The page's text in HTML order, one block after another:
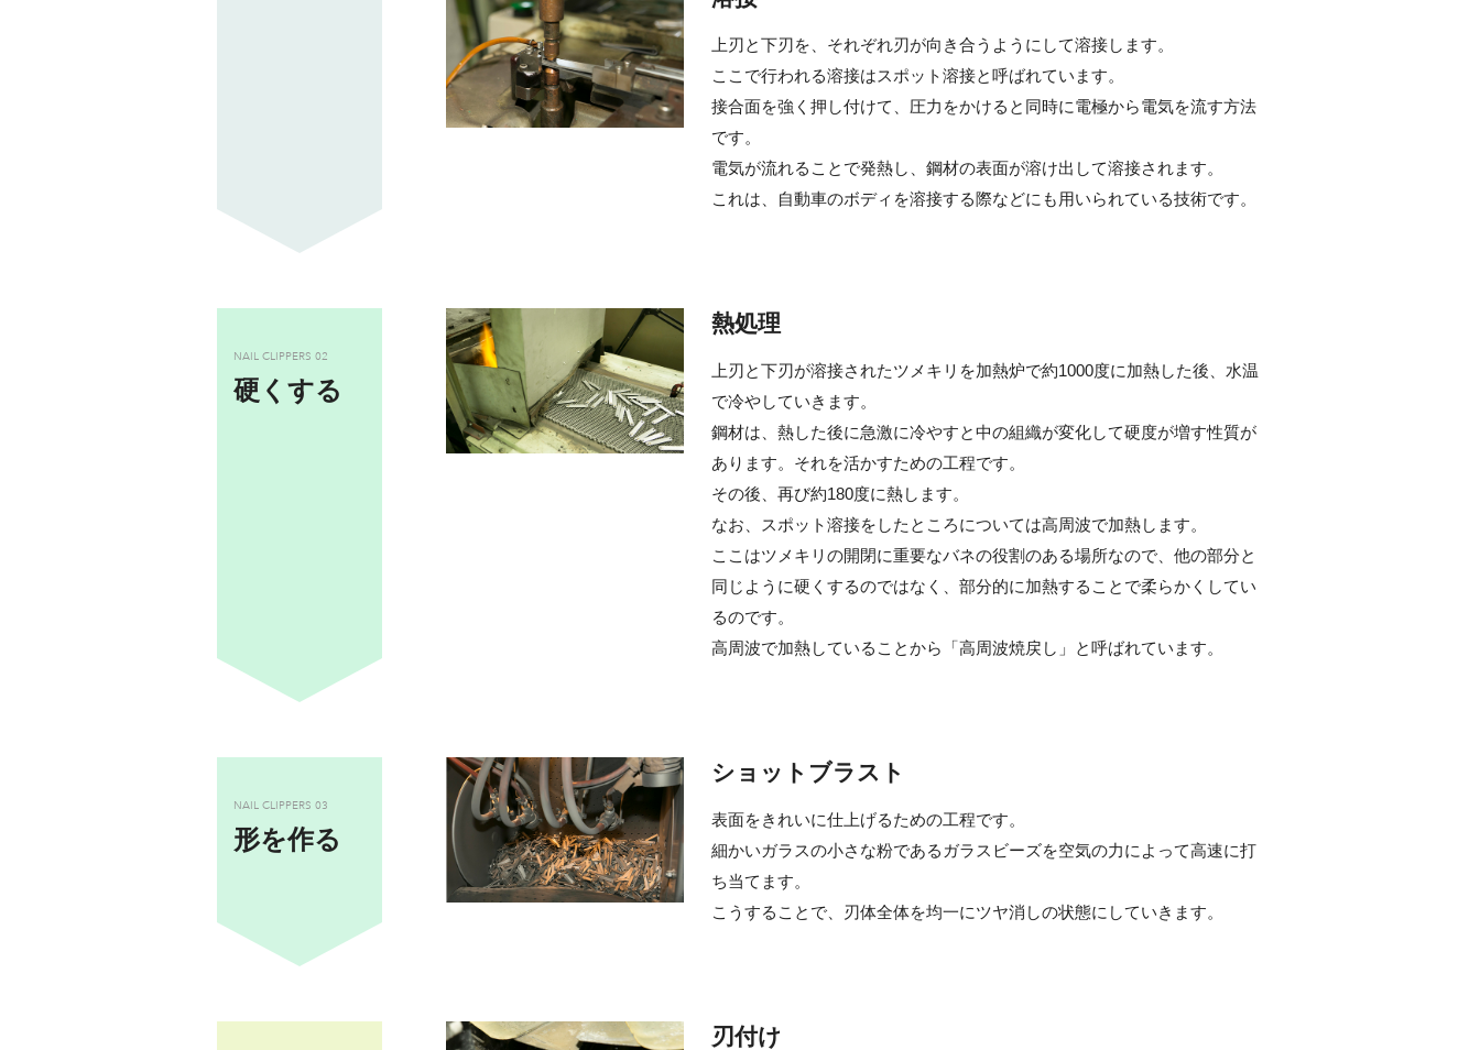
上刃と下刃を、それぞれ刃が向き合うようにして溶接します。
ここで行われる溶接はスポット溶接と呼ばれています。
接合面を強く押し付けて、圧力をかけると同時に電極から電気を流す方法
です。
電気が流れることで発熱し、鋼材の表面が溶け出して溶接されます。
これは、自動車のボディを溶接する際などにも用いられている技術です。
硬くする
NAIL CLIPPERS 02
熱処理
上刃と下刃が溶接されたツメキリを加熱炉で約1000度に加熱した後、水温
で冷やしていきます。
鋼材は、熱した後に急激に冷やすと中の組織が変化して硬度が増す性質が
あります。それを活かすための工程です。
その後、再び約180度に熱します。
なお、スポット溶接をしたところについては高周波で加熱します。
ここはツメキリの開閉に重要なバネの役割のある場所なので、他の部分と
同じように硬くするのではなく、部分的に加熱することで柔らかくしてい
るのです。
高周波で加熱していることから「高周波焼戻し」と呼ばれています。
形を作る
NAIL CLIPPERS 03
ショットブラスト
表面をきれいに仕上げるための工程です。
細かいガラスの小さな粉であるガラスビーズを空気の力によって高速に打
ち当てます。
こうすることで、刃体全体を均一にツヤ消しの状態にしていきます。
刃付け